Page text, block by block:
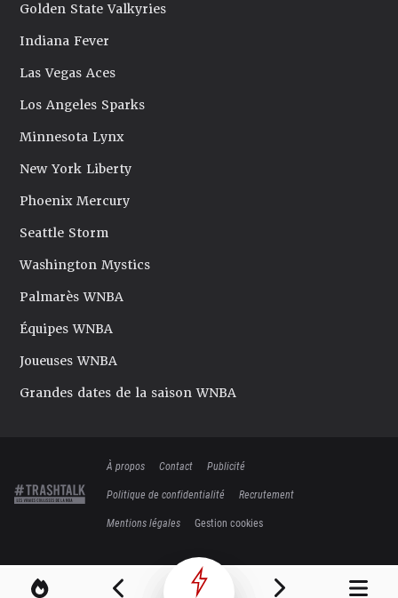
Golden State Valkyries
Indiana Fever
Las Vegas Aces
Los Angeles Sparks
Minnesota Lynx
New York Liberty
Phoenix Mercury
Seattle Storm
Washington Mystics
Palmarès WNBA
Équipes WNBA
Joueuses WNBA
Grandes dates de la saison WNBA
À propos Contact
Publicité
Politique de confidentialité
Recrutement
Mentions légales
Gestion cookies